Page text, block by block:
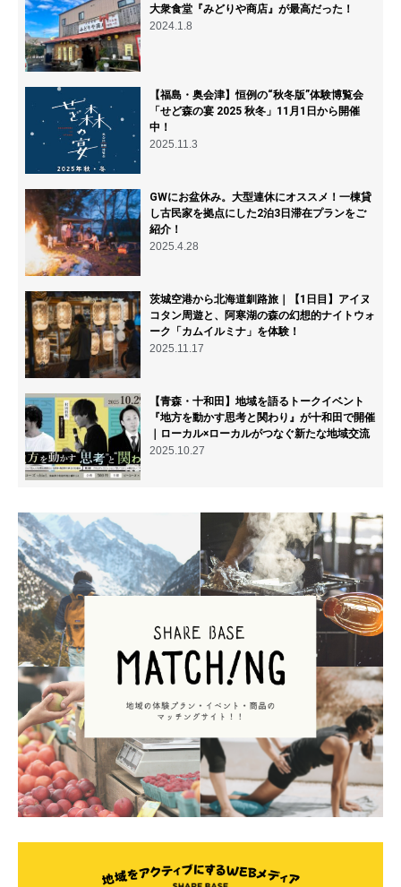
大衆食堂『みどりや商店』が最高だった！
2024.1.8
【福島・奥会津】恒例の“秋冬版”体験博覧会
「せど森の宴 2025 秋冬」11月1日から開催
中！
2025.11.3
GWにお盆休み。大型連休にオススメ！一棟貸
し古民家を拠点にした2泊3日滞在プランをご
紹介！
2025.4.28
茨城空港から北海道釧路旅｜【1日目】アイヌ
コタン周遊と、阿寒湖の森の幻想的ナイトウォ
ーク「カムイルミナ」を体験！
2025.11.17
【青森・十和田】地域を語るトークイベント
『地方を動かす思考と関わり』が十和田で開催
｜ローカル×ローカルがつなぐ新たな地域交流
2025.10.27